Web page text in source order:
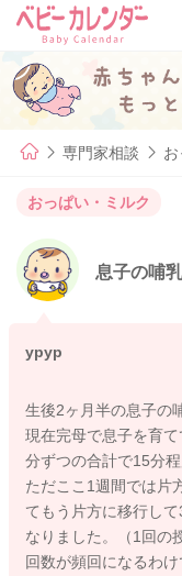
専門家相談
おっぱい・ミルク
息子の哺
ypyp
生後2ヶ月半の息子の
現在完母で息子を育
分ずつの合計で15分
ただここ1週間では片
てもう片方に移行し
なりました。（1回の
回数が頻回になるわ